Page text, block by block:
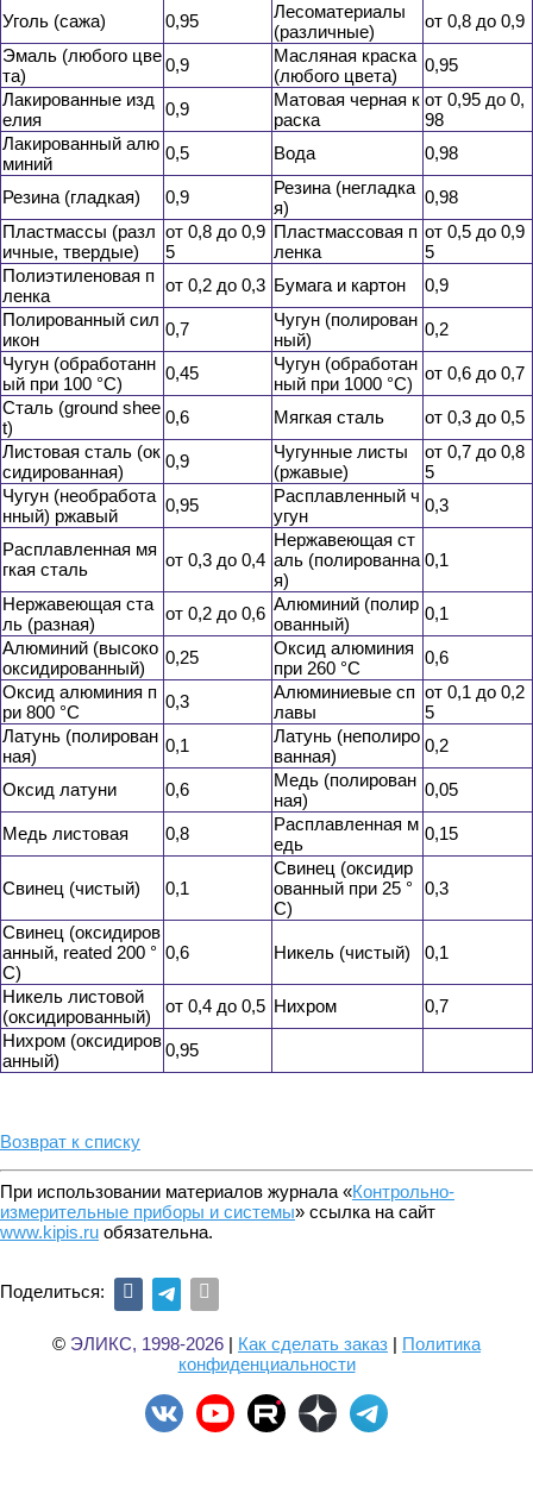
Уголь (сажа) 0,95
Лесоматериалы
(различные)
от 0,8 до 0,9
Эмаль (любого цве
та)
0,9
Масляная краска
(любого цвета)
0,95
Лакированные изд
елия
0,9
Матовая черная к
раска
от 0,95 до 0,
98
Лакированный алю
миний
0,5 Вода 0,98
Резина (гладкая) 0,9
Резина (негладка
я)
0,98
Пластмассы (разл
ичные, твердые)
от 0,8 до 0,9
5
Пластмассовая п
ленка
от 0,5 до 0,9
5
Полиэтиленовая п
ленка
от 0,2 до 0,3 Бумага и картон
0,9
Полированный сил
икон
0,7
Чугун (полирован
ный)
0,2
Чугун (обработанн
ый при 100 °С)
0,45
Чугун (обработан
ный при 1000 °С)
от 0,6 до 0,7
Сталь (ground shee
t)
0,6 Мягкая сталь
от 0,3 до 0,5
Листовая сталь (ок
сидированная)
0,9
Чугунные листы
(ржавые)
от 0,7 до 0,8
5
Чугун (необработа
нный) ржавый
0,95
Расплавленный ч
угун
0,3
Расплавленная мя
гкая сталь
от 0,3 до 0,4
Нержавеющая ст
аль (полированна
я)
0,1
Нержавеющая ста
ль (разная)
от 0,2 до 0,6 Алюминий (полир
ованный)
0,1
Алюминий (высоко
оксидированный)
0,25
Оксид алюминия
при 260 °С
0,6
Оксид алюминия п
ри 800 °С
0,3
Алюминиевые сп
лавы
от 0,1 до 0,2
5
Латунь (полирован
ная)
0,1
Латунь (неполиро
ванная)
0,2
Оксид латуни 0,6
Медь (полирован
ная)
0,05
Медь листовая 0,8
Расплавленная м
едь
0,15
Свинец (чистый) 0,1
Свинец (оксидир
ованный при 25 °
С)
0,3
Свинец (оксидиров
анный, reated 200 °
С)
0,6 Никель (чистый) 0,1
Никель листовой
(оксидированный)
от 0,4 до 0,5 Нихром
0,7
Нихром (оксидиров
анный)
0,95
Возврат к списку
При использовании материалов журнала «Контрольно-
измерительные приборы и системы» ссылка на сайт
www.kipis.ru обязательна.
Поделиться:
© ЭЛИКС, 1998-2026 | Как сделать заказ | Политика
конфиденциальности